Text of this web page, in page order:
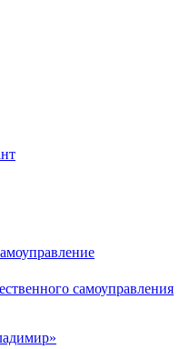
самоуправления